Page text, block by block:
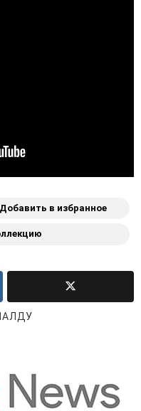
Добавить в избранное